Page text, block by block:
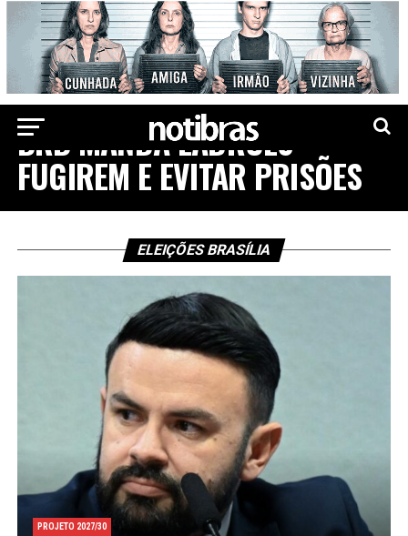
ELEIÇÕES 2022
BRB MANDA LADRÕES
FUGIREM E EVITAR PRISÕES
ELEIÇÕES BRASÍLIA
PROJETO 2027/30